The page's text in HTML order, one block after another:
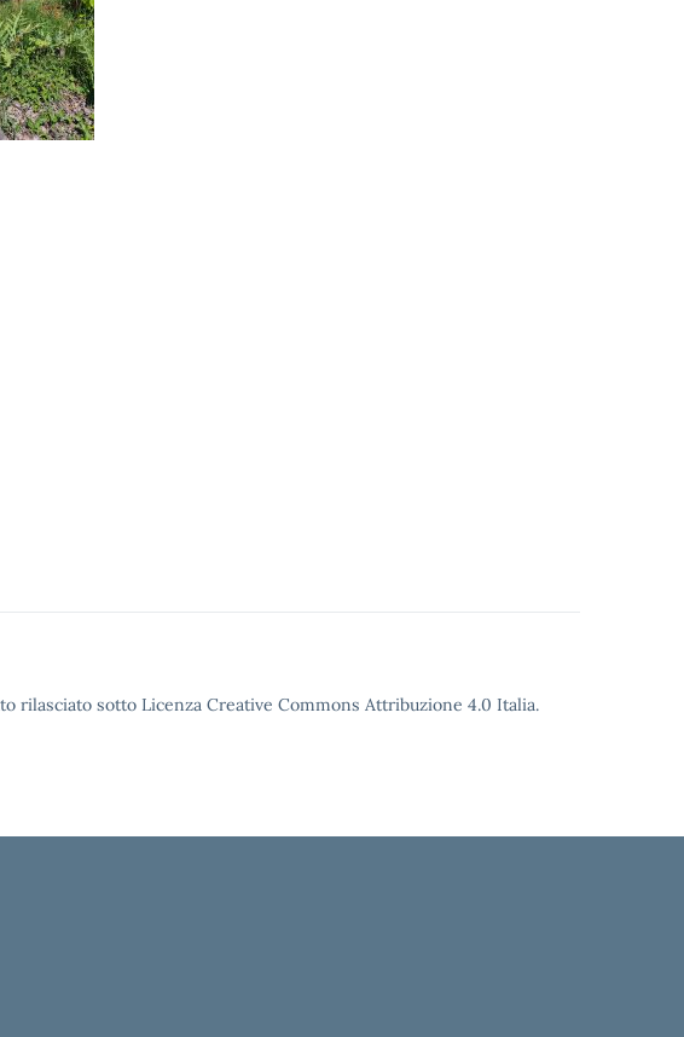
rilasciato sotto Licenza Creative Commons Attribuzione 4.0 Italia.